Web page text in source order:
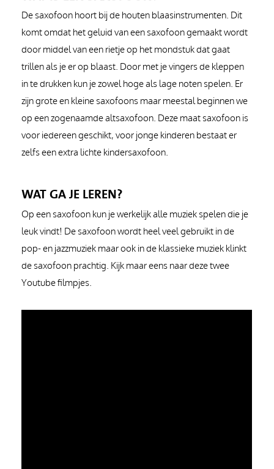
De saxofoon hoort bij de houten blaasinstrumenten. Dit
komt omdat het geluid van een saxofoon gemaakt wordt
door middel van een rietje op het mondstuk dat gaat
trillen als je er op blaast. Door met je vingers de kleppen
in te drukken kun je zowel hoge als lage noten spelen. Er
zijn grote en kleine saxofoons maar meestal beginnen we
op een zogenaamde altsaxofoon. Deze maat saxofoon is
voor iedereen geschikt, voor jonge kinderen bestaat er
zelfs een extra lichte kindersaxofoon.
WAT GA JE LEREN?
Op een saxofoon kun je werkelijk alle muziek spelen die je
leuk vindt! De saxofoon wordt heel veel gebruikt in de
pop- en jazzmuziek maar ook in de klassieke muziek klinkt
de saxofoon prachtig. Kijk maar eens naar deze twee
Youtube filmpjes.